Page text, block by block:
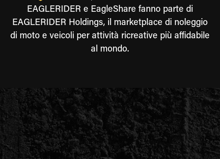
EAGLERIDER e EagleShare fanno parte di
EAGLERIDER Holdings, il marketplace di noleggio
di moto e veicoli per attività ricreative più affidabile
al mondo.